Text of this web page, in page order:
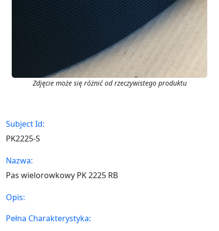
Zdjęcie może się różnić od rzeczywistego produktu
Subject Id:
PK2225-S
Nazwa:
Pas wielorowkowy PK 2225 RB
Opis:
Pełna Charakterystyka: